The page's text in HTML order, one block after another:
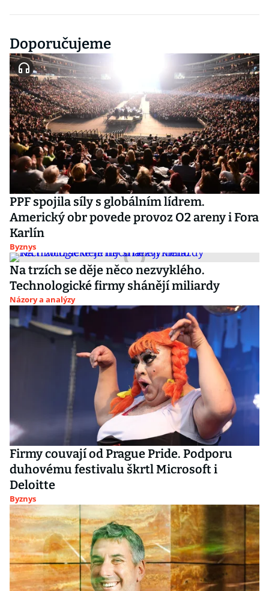
Doporučujeme
PPF spojila síly s globálním lídrem.
Americký obr povede provoz O2 areny i Fora
Karlín
Byznys
Na trzích se děje něco nezvyklého.
Technologické firmy shánějí miliardy
Názory a analýzy
Firmy couvají od Prague Pride. Podporu
duhovému festivalu škrtl Microsoft i
Deloitte
Byznys